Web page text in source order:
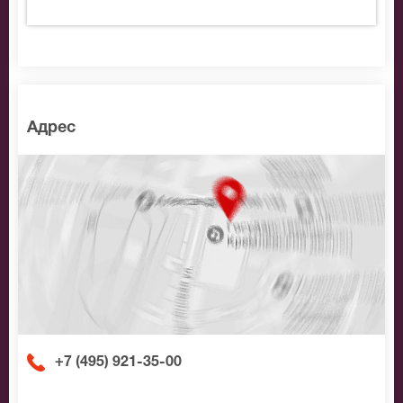
позвоните нам в call-центр и мы обязательно
Адрес
+7 (495) 921-35-00